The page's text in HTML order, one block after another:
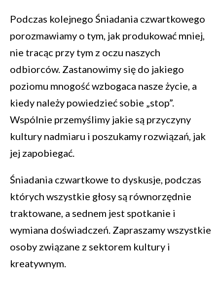
Podczas kolejnego Śniadania czwartkowego
porozmawiamy o tym, jak produkować mniej,
nie tracąc przy tym z oczu naszych
odbiorców. Zastanowimy się do jakiego
poziomu mnogość wzbogaca nasze życie, a
kiedy należy powiedzieć sobie „stop”.
Wspólnie przemyślimy jakie są przyczyny
kultury nadmiaru i poszukamy rozwiązań, jak
jej zapobiegać.
Śniadania czwartkowe to dyskusje, podczas
których wszystkie głosy są równorzędnie
traktowane, a sednem jest spotkanie i
wymiana doświadczeń. Zapraszamy wszystkie
osoby związane z sektorem kultury i
kreatywnym.